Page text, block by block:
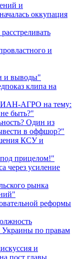
и
оккупация
и
и выводы"
клипа на
АГРО на тему:
быть?"
Один из
в оффшор?"
КСУ и
прицелом!"
через усиление
рынка
реформы
по правам
и
пост главы